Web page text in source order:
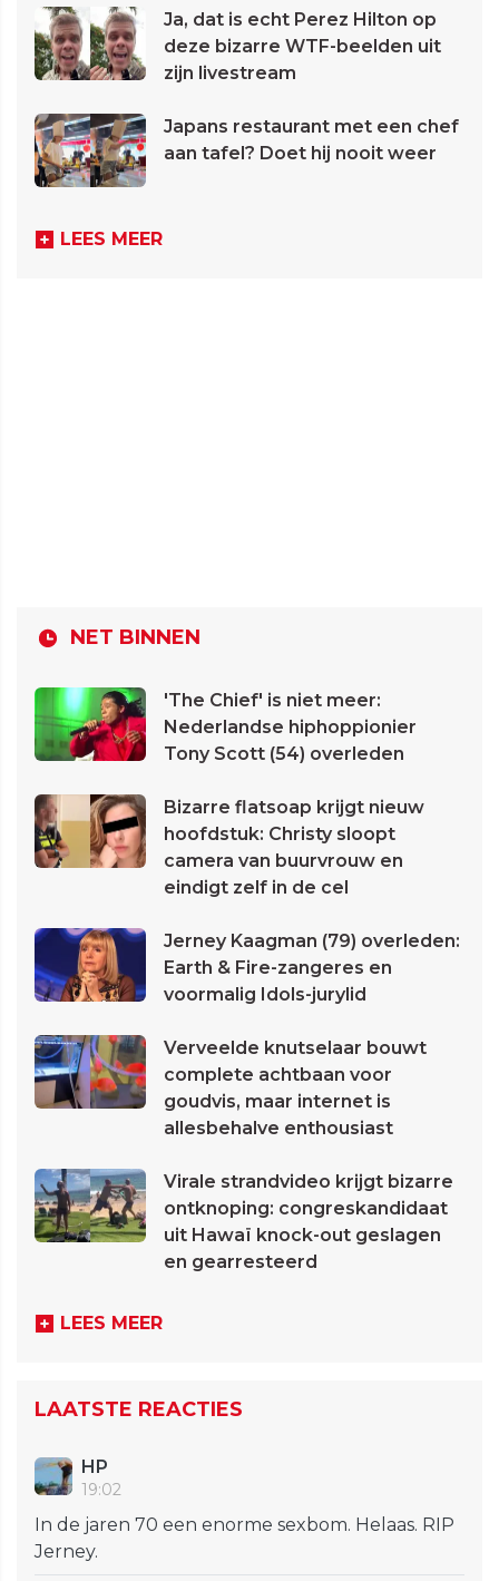
Ja, dat is echt Perez Hilton op
deze bizarre WTF-beelden uit
zijn livestream
Japans restaurant met een chef
aan tafel? Doet hij nooit weer
LEES MEER
NET BINNEN
'The Chief' is niet meer:
Nederlandse hiphoppionier
Tony Scott (54) overleden
Bizarre flatsoap krijgt nieuw
hoofdstuk: Christy sloopt
camera van buurvrouw en
eindigt zelf in de cel
Jerney Kaagman (79) overleden:
Earth & Fire-zangeres en
voormalig Idols-jurylid
Verveelde knutselaar bouwt
complete achtbaan voor
goudvis, maar internet is
allesbehalve enthousiast
Virale strandvideo krijgt bizarre
ontknoping: congreskandidaat
uit Hawaï knock-out geslagen
en gearresteerd
LEES MEER
LAATSTE REACTIES
HP
19:02
In de jaren 70 een enorme sexbom. Helaas. RIP
Jerney.